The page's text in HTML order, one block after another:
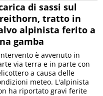
di sassi sul
tratto in
alpinista ferito a
gamba
è avvenuto in
via terra e in parte con
a causa delle
meteo. L'alpinista
ha riportato gravi ferite